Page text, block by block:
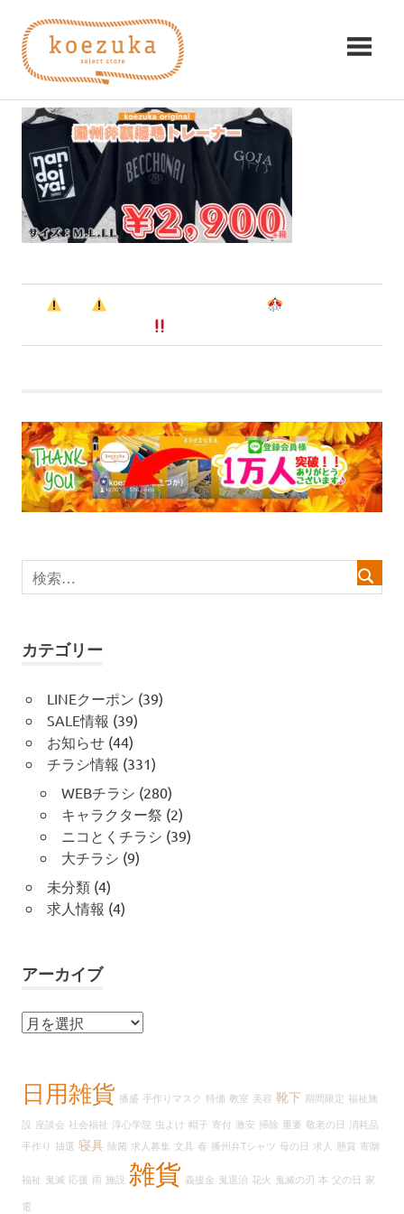
ツ
koezuka（こ
づ
か）
つ
け
る
シ
ワ
セ。
1
2025年11月12日 編集者
稿
ビ
ゲ
ー
ョ
記
カテゴリー
LINEクーポン (39)
SALE情報 (39)
お知らせ(44)
チラシ情報 (331)
WEBチラシ (280)
キャラクター祭 (2)
ニコとくチラシ (39)
大チラシ (9)
未分類(4)
求人情報 (4)
アーカイブ
ア
イ
ブ
日用雑貨 播盛 手作りマスク 特価 教室 美容 靴下 期間限定 福祉施
設 座談会 社会福祉 淳心学院 虫よけ 帽子 寄付 激安 掃除 重要 敬老の日 消耗品
手作り 抽選 寝具 除菌 求人募集 文具 春 播州弁Tシャツ 母の日 求人 懸賞 寄贈
福祉 鬼滅 応援 雨 施設 雑貨 義援金 鬼退治 花火 鬼滅の刃 本 父の日 家
電